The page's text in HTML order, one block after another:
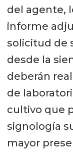
del agente,
informe
solicitud de
desde la
deberán
de
cultivo que
signología
mayor